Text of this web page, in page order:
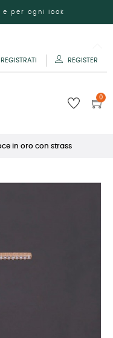
e per ogni look
REGISTRATI REGISTER
0
in oro con strass